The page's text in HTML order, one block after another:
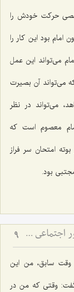
حركت خودش را
امام بود این كار را
می‌تواند این عمل
می‌تواند آن بصیرت
می‌تواند در نظر
معصوم است كه
امتحان سر فراز
بود.
توحید و حق پایه حكومت و تدبیر امور اجتماعى در مكتب انبیاء الهی 9
وقت سابق، من این
وقتی كه من در